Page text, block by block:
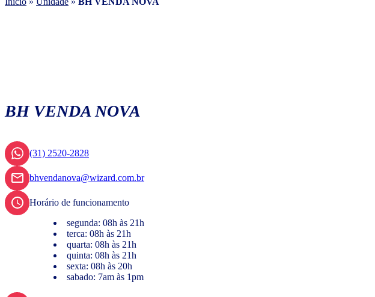
BH VENDA NOVA
(31) 2520-2828
bhvendanova@wizard.com.br
Horário de funcionamento
segunda: 08h às 21h
terca: 08h às 21h
quarta: 08h às 21h
quinta: 08h às 21h
sexta: 08h às 20h
sabado: 7am às 1pm